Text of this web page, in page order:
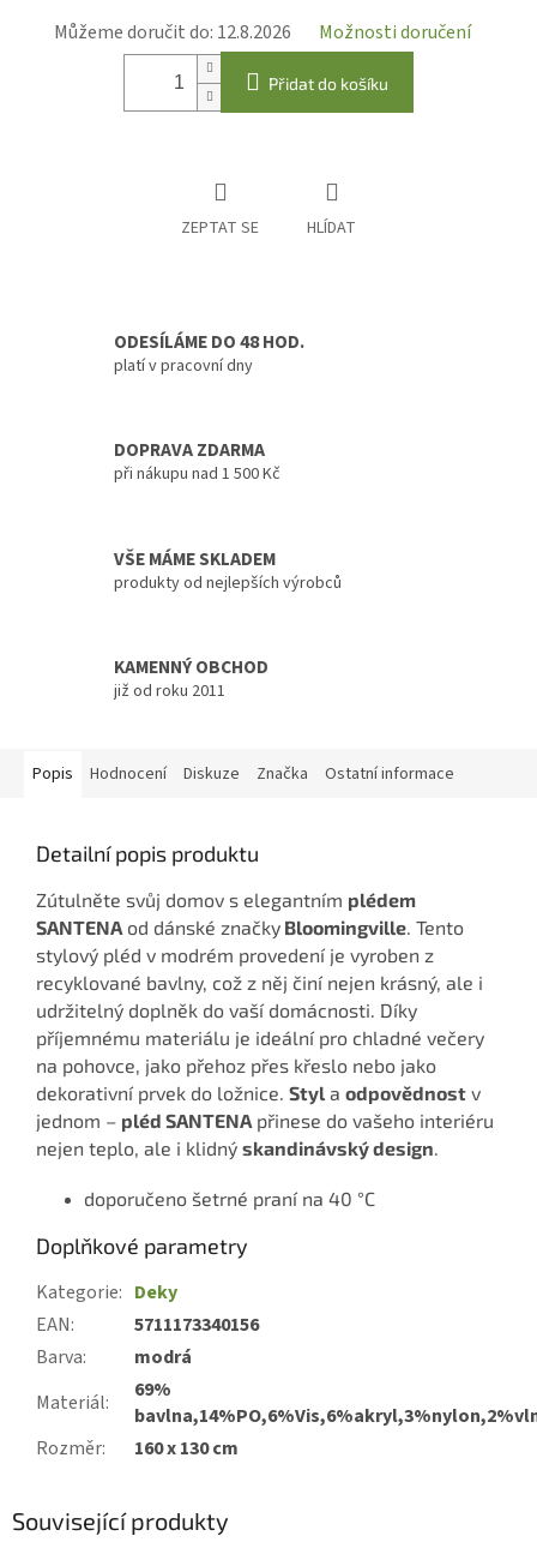
Můžeme doručit do: 12.8.2026 Možnosti doručení
Přidat do košíku
ZEPTAT SE HLÍDAT
ODESÍLÁME DO 48 HOD.
platí v pracovní dny
DOPRAVA ZDARMA
při nákupu nad 1 500 Kč
VŠE MÁME SKLADEM
produkty od nejlepších výrobců
KAMENNÝ OBCHOD
již od roku 2011
Popis Hodnocení Diskuze Značka Ostatní informace
Detailní popis produktu
Zútulněte svůj domov s elegantním plédem
SANTENA od dánské značky Bloomingville . Tento
stylový pléd v modrém provedení je vyroben z
recyklované bavlny, což z něj činí nejen krásný, ale i
udržitelný doplněk do vaší domácnosti. Díky
příjemnému materiálu je ideální pro chladné večery
na pohovce, jako přehoz přes křeslo nebo jako
dekorativní prvek do ložnice. Styl a odpovědnost v
jednom – pléd SANTENA přinese do vašeho interiéru
nejen teplo, ale i klidný skandinávský design
doporučeno šetrné praní na 40 °C
Doplňkové parametry
Kategorie: Deky
EAN:
5711173340156
Barva:
modrá
Materiál:
69%
Rozměr: 160 x 130 cm
Související produkty